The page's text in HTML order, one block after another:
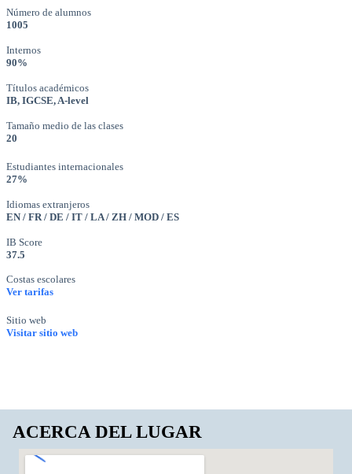
Número de alumnos
1005
Internos
90%
Títulos académicos
IB, IGCSE, A-level
Tamaño medio de las clases
20
Estudiantes internacionales
27%
Idiomas extranjeros
EN / FR / DE / IT / LA / ZH / MOD / ES
IB Score
37.5
Costas escolares
Ver tarifas
Sitio web
Visitar sitio web
ACERCA DEL LUGAR